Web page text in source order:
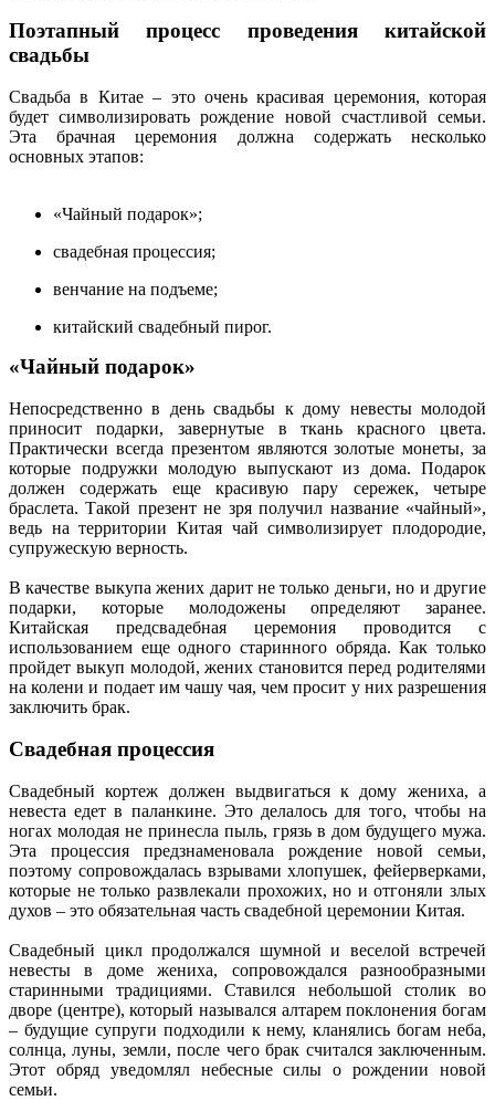
Поэтапный процесс проведения китайской
свадьбы
Свадьба в Китае – это очень красивая церемония, которая
будет символизировать рождение новой счастливой семьи.
Эта брачная церемония должна содержать несколько
основных этапов:
«Чайный подарок»;
свадебная процессия;
венчание на подъеме;
китайский свадебный пирог.
«Чайный подарок»
Непосредственно в день свадьбы к дому невесты молодой
приносит подарки, завернутые в ткань красного цвета.
Практически всегда презентом являются золотые монеты, за
которые подружки молодую выпускают из дома. Подарок
должен содержать еще красивую пару сережек, четыре
браслета. Такой презент не зря получил название «чайный»,
ведь на территории Китая чай символизирует плодородие,
супружескую верность.
В качестве выкупа жених дарит не только деньги, но и другие
подарки, которые молодожены определяют заранее.
Китайская предсвадебная церемония проводится с
использованием еще одного старинного обряда. Как только
пройдет выкуп молодой, жених становится перед родителями
на колени и подает им чашу чая, чем просит у них разрешения
заключить брак.
Свадебная процессия
Свадебный кортеж должен выдвигаться к дому жениха, а
невеста едет в паланкине. Это делалось для того, чтобы на
ногах молодая не принесла пыль, грязь в дом будущего мужа.
Эта процессия предзнаменовала рождение новой семьи,
поэтому сопровождалась взрывами хлопушек, фейерверками,
которые не только развлекали прохожих, но и отгоняли злых
духов – это обязательная часть свадебной церемонии Китая.
Свадебный цикл продолжался шумной и веселой встречей
невесты в доме жениха, сопровождался разнообразными
старинными традициями. Ставился небольшой столик во
дворе (центре), который назывался алтарем поклонения богам
– будущие супруги подходили к нему, кланялись богам неба,
солнца, луны, земли, после чего брак считался заключенным.
Этот обряд уведомлял небесные силы о рождении новой
семьи.